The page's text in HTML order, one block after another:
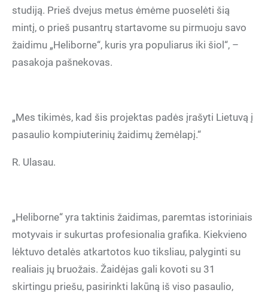
studiją. Prieš dvejus metus ėmėme puoselėti šią
mintį, o prieš pusantrų startavome su pirmuoju savo
žaidimu „Heliborne“, kuris yra populiarus iki šiol“, –
pasakoja pašnekovas.
„Mes tikimės, kad šis projektas padės įrašyti Lietuvą į
pasaulio kompiuterinių žaidimų žemėlapį.“
R. Ulasau.
„Heliborne“ yra taktinis žaidimas, paremtas istoriniais
motyvais ir sukurtas profesionalia grafika. Kiekvieno
lėktuvo detalės atkartotos kuo tiksliau, palyginti su
realiais jų bruožais. Žaidėjas gali kovoti su 31
skirtingu priešu, pasirinkti lakūną iš viso pasaulio,